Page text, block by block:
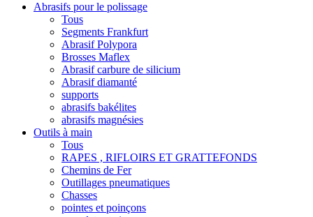
Abrasifs pour le polissage
Tous
Segments Frankfurt
Abrasif Polypora
Brosses Maflex
Abrasif carbure de silicium
Abrasif diamanté
supports
abrasifs bakélites
abrasifs magnésies
Outils à main
Tous
RAPES , RIFLOIRS ET GRATTEFONDS
Chemins de Fer
Outillages pneumatiques
Chasses
pointes et poinçons